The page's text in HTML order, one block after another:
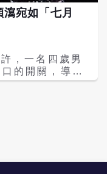
宛如「七月
，一名四歲男
的開關，導致
過的汽機車駕
，是一名四歲